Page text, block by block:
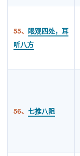
55、 眼观四处，耳
听八方
56、 七推八阻